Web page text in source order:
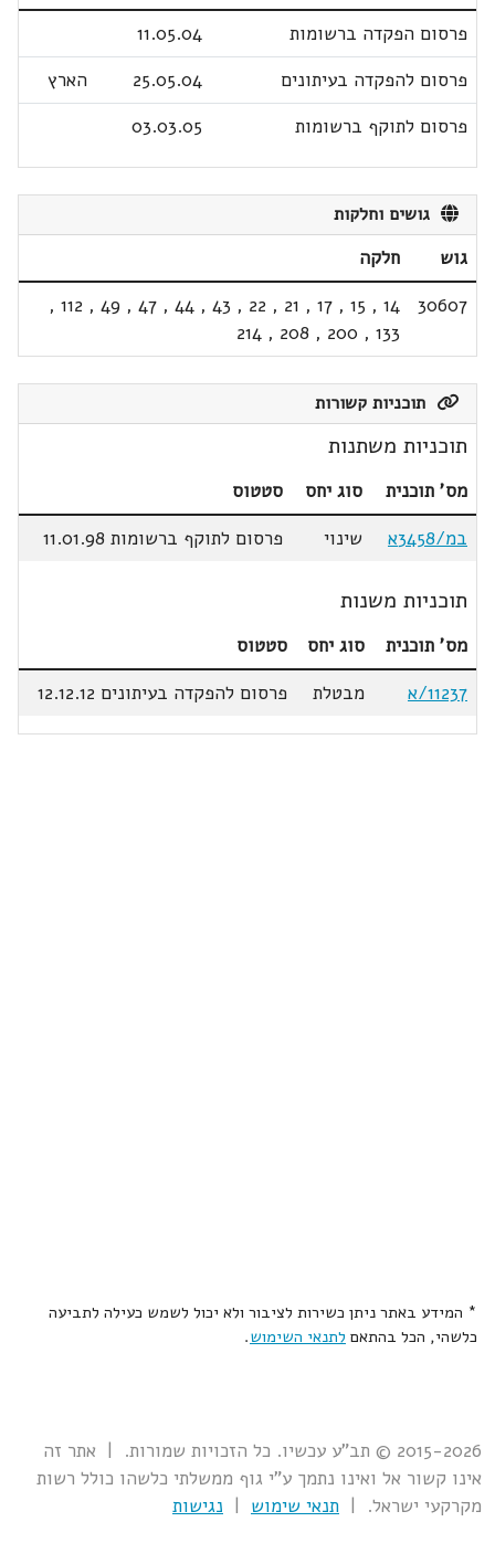
פרסום הפקדה ברשומות
11.05.04
פרסום להפקדה בעיתונים
25.05.04
הארץ
פרסום לתוקף ברשומות
03.03.05
גושים וחלקות
גוש
חלקה
30607
14
,
15
,
17
,
21
,
22
,
43
,
44
,
47
,
49
,
112
,
133
,
200
,
208
,
214
תוכניות קשורות
תוכניות משתנות
מס' תוכנית סוג יחס
סטטוס
במ/3458א
שינוי פרסום לתוקף ברשומות 11.01.98
תוכניות משנות
מס' תוכנית סוג יחס
סטטוס
11237/א
מבטלת פרסום להפקדה בעיתונים 12.12.12
* המידע באתר ניתן כשירות לציבור ולא יכול לשמש כעילה לתביעה
כלשהי, הכל בהתאם לתנאי השימוש.
2015-2026 © תב"ע עכשיו. כל הזכויות שמורות. | אתר זה
אינו קשור אל ואינו נתמך ע"י גוף ממשלתי כלשהו כולל רשות
מקרקעי ישראל. | תנאי שימוש | נגישות